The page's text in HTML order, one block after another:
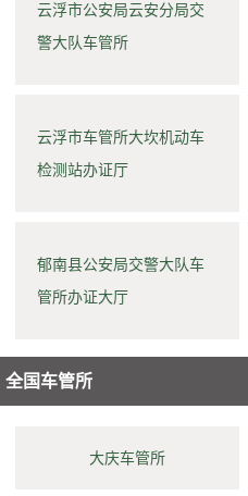
云浮市公安局云安分局交
警大队车管所
云浮市车管所大坎机动车
检测站办证厅
郁南县公安局交警大队车
管所办证大厅
全国车管所
大庆车管所